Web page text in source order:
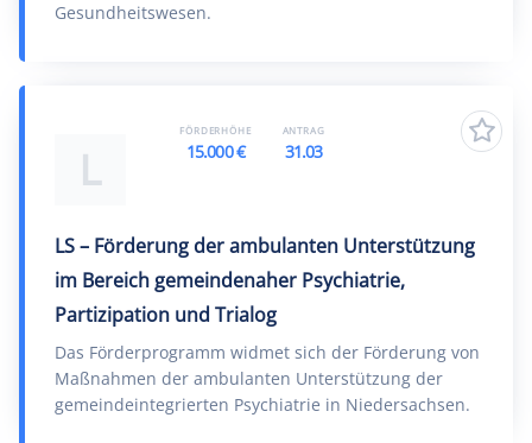
Gesundheitswesen.
L
LS – Förderung der ambulanten Unterstützung
im Bereich gemeindenaher Psychiatrie,
Partizipation und Trialog
Das Förderprogramm widmet sich der Förderung von
Maßnahmen der ambulanten Unterstützung der
gemeindeintegrierten Psychiatrie in Niedersachsen.
FÖRDERHÖHE
15.000 €
ANTRAG
31.03